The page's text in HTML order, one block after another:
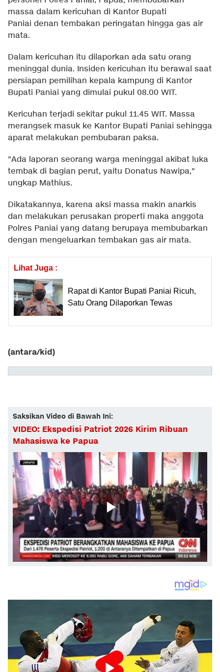
massa dalam kericuhan di Kantor Bupati
Paniai denan tembakan peringatan hingga gas air
mata.
Dalam kericuhan itu dilaporkan ada satu orang
meninggal dunia. Insiden kericuhan itu berawal saat
persiapan pemilihan kepala kampung di Kantor
Bupati Paniai yang dimulai pukul 08.00 WIT.
Kericuhan terjadi sekitar pukul 11.45 WIT. Massa
merangsek masuk ke Kantor Bupati Paniai sehingga
aparat melakukan pembubaran paksa.
"Ada laporan seorang warga meninggal akibat luka
tembak di bagian perut, yaitu Donatus Nawipa,"
ungkap Mathius.
Dikatakannya, karena aksi massa makin anarkis
dan melakukan perusakan properti maka anggota
Polres Paniai yang datang berupaya membubarkan
dengan mengeluarkan tembakan gas air mata.
Lihat Juga :
Rapat di Kantor Bupati Paniai Ricuh,
Satu Orang Dilaporkan Tewas
(antara/kid)
Saksikan Video di Bawah Ini:
VIDEO: Ekspedisi Patriot 2026 Kirim Ribuan
Mahasiswa ke Papua